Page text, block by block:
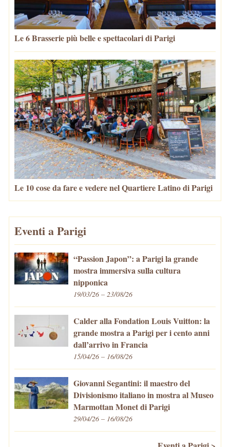
Le 6 Brasserie più belle e spettacolari di Parigi
Le 10 cose da fare e vedere nel Quartiere Latino di Parigi
Eventi a Parigi
“Passion Japon”: a Parigi la grande
mostra immersiva sulla cultura
nipponica
19/03/26 – 23/08/26
Calder alla Fondation Louis Vuitton: la
grande mostra a Parigi per i cento anni
dall’arrivo in Francia
15/04/26 – 16/08/26
Giovanni Segantini: il maestro del
Divisionismo italiano in mostra al Museo
Marmottan Monet di Parigi
29/04/26 – 16/08/26